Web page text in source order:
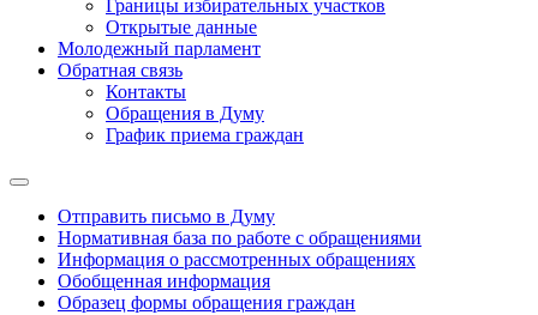
Границы избирательных участков
Открытые данные
Молодежный парламент
Обратная связь
Контакты
Обращения в Думу
График приема граждан
Отправить письмо в Думу
Нормативная база по работе с обращениями
Информация о рассмотренных обращениях
Обобщенная информация
Образец формы обращения граждан